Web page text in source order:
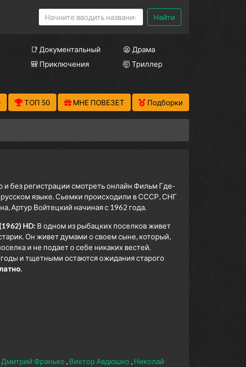
Найти
📑 Документальный
😫 Драма
🎒 Приключения
🤯 Триллер
ТОП 50 МНЕ ПОВЕЗЕТ Подборки
и без регистрации смотреть онлайн Фильм Где-
языке. Сьемки происходили в СССР, СНГ
Артур Войтецкий начиная с 1962 года.
HD: В одном из рыбацких поселков живет
Он живет думами о своем сыне, который,
и не подает о себе никаких вестей.
и тщетными остаются ожидания старого
Дмитрий Франько Виктор Авдюшко
Николай